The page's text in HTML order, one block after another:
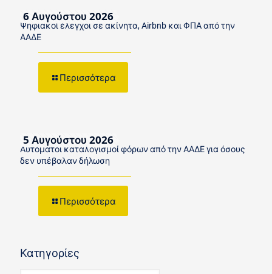
6 Αυγούστου 2026
Ψηφιακοί έλεγχοι σε ακίνητα, Airbnb και ΦΠΑ από την
ΑΑΔΕ
Περισσότερα
5 Αυγούστου 2026
Αυτόματοι καταλογισμοί φόρων από την ΑΑΔΕ για όσους
δεν υπέβαλαν δήλωση
Περισσότερα
Κατηγορίες